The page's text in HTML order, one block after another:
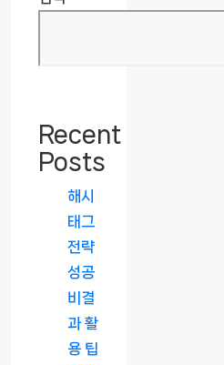
Recent
Posts
해시
태그
전략
성공
비결
과 활
용 팁